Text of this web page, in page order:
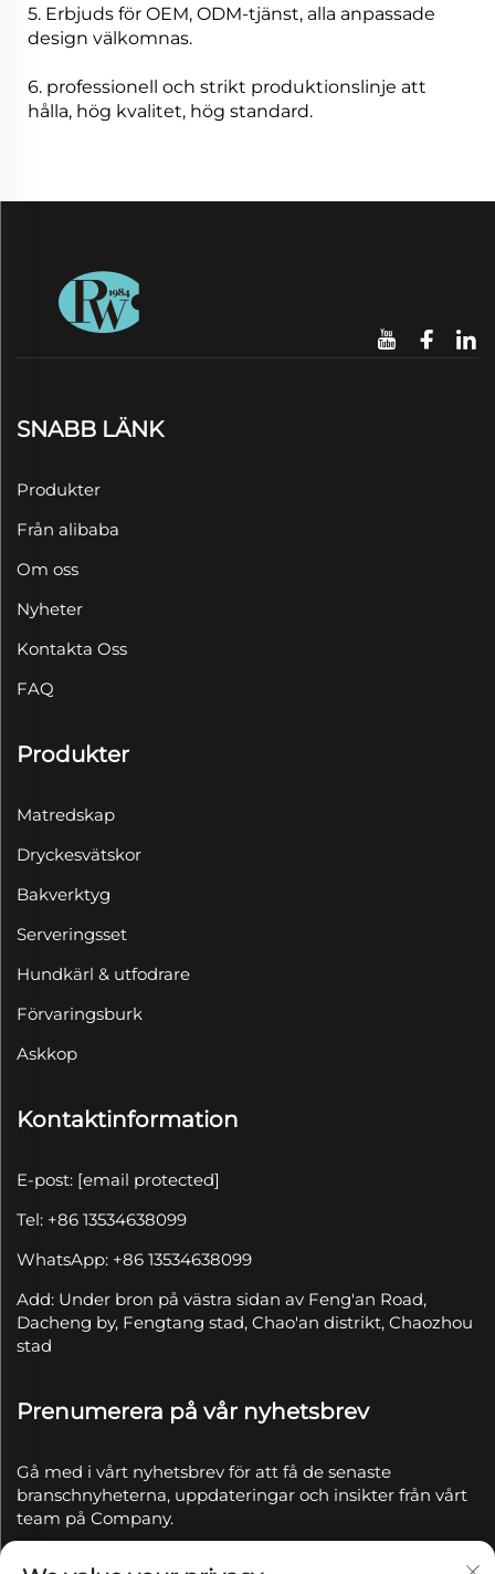
5. Erbjuds för OEM, ODM-tjänst, alla anpassade
design välkomnas.
6. professionell och strikt produktionslinje att
hålla, hög kvalitet, hög standard.
SNABB LÄNK
Produkter
Från alibaba
Om oss
Nyheter
Kontakta Oss
FAQ
Produkter
Matredskap
Dryckesvätskor
Bakverktyg
Serveringsset
Hundkärl & utfodrare
Förvaringsburk
Askkop
Kontaktinformation
E-post: [email protected]
Tel: +86 13534638099
WhatsApp: +86 13534638099
Add: Under bron på västra sidan av Feng'an Road,
Dacheng by, Fengtang stad, Chao'an distrikt, Chaozhou
stad
Prenumerera på vår nyhetsbrev
Gå med i vårt nyhetsbrev för att få de senaste
branschnyheterna, uppdateringar och insikter från vårt
team på Company.